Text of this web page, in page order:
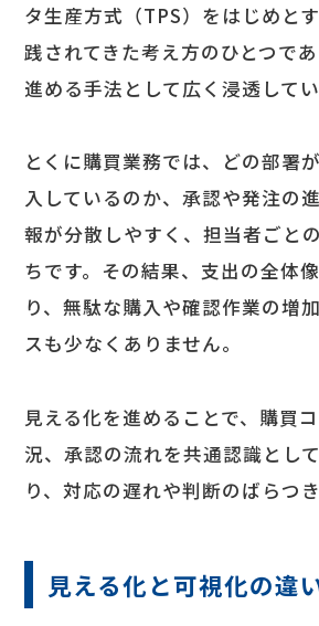
タ生産方式（TPS）をはじめと
践されてきた考え方のひとつで
進める手法として広く浸透してい
とくに購買業務では、どの部署
入しているのか、承認や発注の
報が分散しやすく、担当者ごと
ちです。その結果、支出の全体
り、無駄な購入や確認作業の増
スも少なくありません。
見える化を進めることで、購買
況、承認の流れを共通認識とし
り、対応の遅れや判断のばらつき
見える化と可視化の違